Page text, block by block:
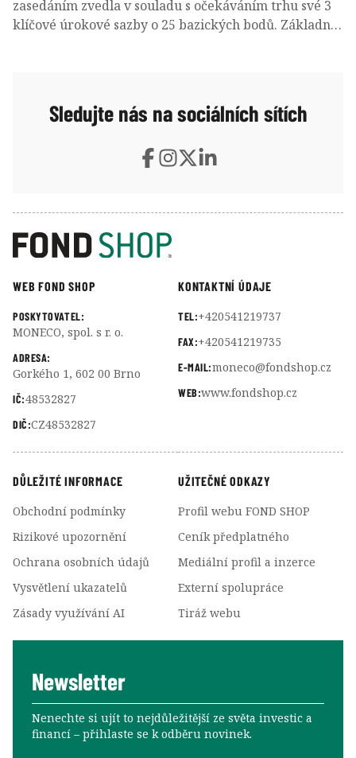
zasedáním zvedla v souladu s očekáváním trhu své 3
klíčové úrokové sazby o 25 bazických bodů. Základní
centrální bankéři dle slov prezidentky Lagarde ani
jinou možnost nediskutovali. Trhy očekávají další 25
Sledujte nás na sociálních sítích
WEB FOND SHOP
POSKYTOVATEL:
MONECO, spol. s r. o.
ADRESA:
Gorkého 1, 602 00 Brno
IČ:48532827
DIČ:CZ48532827
KONTAKTNÍ ÚDAJE
TEL:+420541219737
FAX:+420541219735
E-MAIL:moneco@fondshop.cz
WEB:www.fondshop.cz
DŮLEŽITÉ INFORMACE
Obchodní podmínky
Rizikové upozornění
Ochrana osobních údajů
Vysvětlení ukazatelů
Zásady využívání AI
UŽITEČNÉ ODKAZY
Profil webu FOND SHOP
Ceník předplatného
Mediální profil a inzerce
Externí spolupráce
Tiráž webu
Newsletter
Nenechte si ujít to nejdůležitější ze světa investic a
financí –⁠⁠⁠⁠⁠⁠ přihlaste se k odběru novinek.